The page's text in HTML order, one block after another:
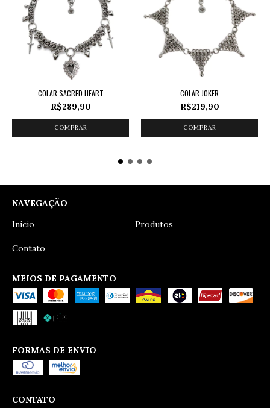
COLAR SACRED HEART
R$289,90
COLAR JOKER
R$219,90
NAVEGAÇÃO
Início
Produtos
Contato
MEIOS DE PAGAMENTO
FORMAS DE ENVIO
CONTATO